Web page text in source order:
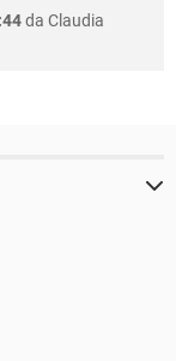
da Claudia